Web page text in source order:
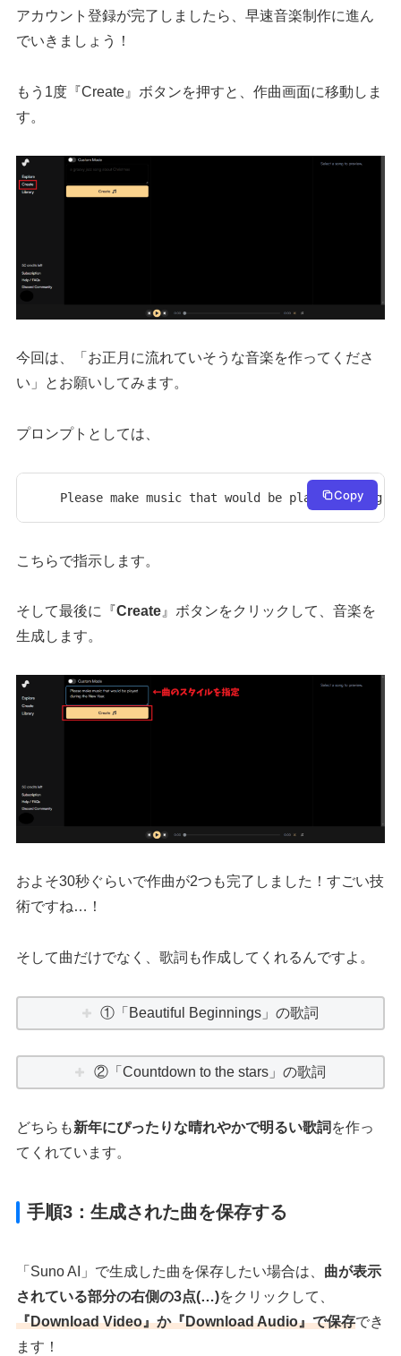
アカウント登録が完了しましたら、早速音楽制作に進ん
でいきましょう！
もう1度『Create』ボタンを押すと、作曲画面に移動しま
す。
今回は、「お正月に流れていそうな音楽を作ってくださ
い」とお願いしてみます。
プロンプトとしては、
Please make music that would be played during
Copy
こちらで指示します。
そして最後に『Create 』ボタンをクリックして、音楽を
生成します。
およそ30秒ぐらいで作曲が2つも完了しました！すごい技
術ですね…！
そして曲だけでなく、歌詞も作成してくれるんですよ。
①「Beautiful Beginnings」の歌詞
②「Countdown to the stars」の歌詞
どちらも新年にぴったりな晴れやかで明るい歌詞 を作っ
てくれています。
手順3：生成された曲を保存する
「Suno AI」で生成した曲を保存したい場合は、 曲が表示
されている部分の右側の3点(…)をクリックして、
『Download Video』か『Download Audio』で保存でき
ます！